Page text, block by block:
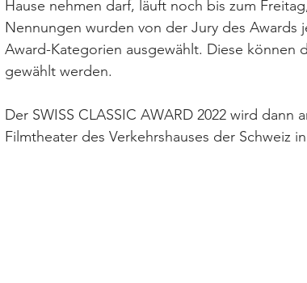
Hause nehmen darf, läuft noch bis zum
Nennungen wurden von der Jury des Awards
Award-Kategorien ausgewählt. Diese können
gewählt werden.
Der SWISS CLASSIC AWARD 2022 wird dann
Filmtheater des Verkehrshauses der Schweiz